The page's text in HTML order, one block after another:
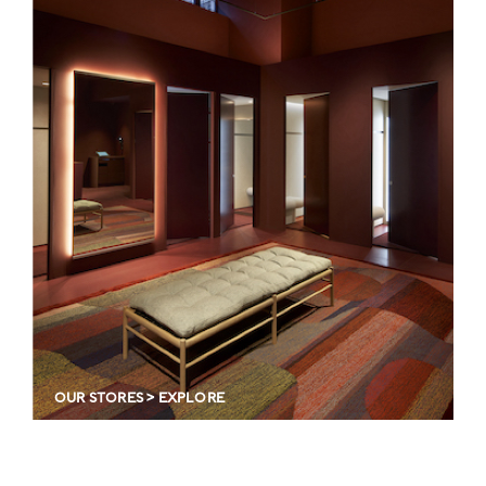
OUR STORES > EXPLORE